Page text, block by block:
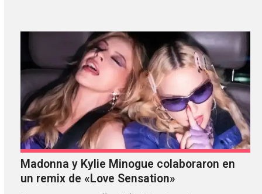
Madonna y Kylie Minogue colaboraron en
un remix de «Love Sensation»